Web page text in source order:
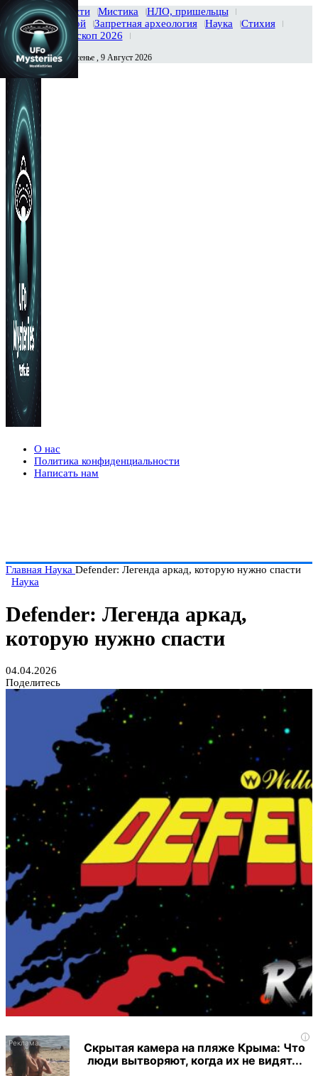
Главная Новости Мистика
НЛО, пришельцы
Тайны вселенной
Запретная археология Наука
Стихия
История
Гороскоп 2026
Сегодня Воскресенье , 9 Август 2026
О нас
Политика конфиденциальности
Написать нам
Главная Наука Defender: Легенда аркад, которую нужно спасти
Наука
Defender: Легенда аркад,
которую нужно спасти
04.04.2026
Поделитесь
i
Скрытая камера на пляже Крыма: Что
люди вытворяют, когда их не видят...